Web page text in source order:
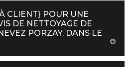
CLIENT} POUR UNE
DE NETTOYAGE DE
PORZAY, DANS LE